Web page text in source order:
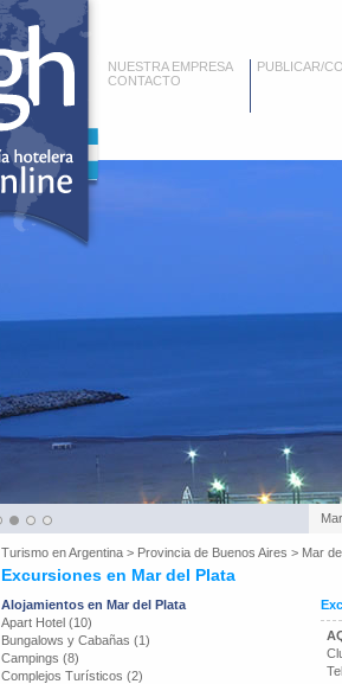
NUESTRA EMPRESA
CONTACTO
PUBLICAR/
Turismo enArgentina > Provincia de Buenos Aires > Mar
Excursiones en Mar del Plata
Alojamientos en Mar del Plata
Apart Hotel (10)
Bungalows y Cabañas (1)
Campings (8)
Complejos Turísticos (2)